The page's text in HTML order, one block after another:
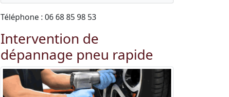
Téléphone : 06 68 85 98 53
Intervention de
dépannage pneu rapide